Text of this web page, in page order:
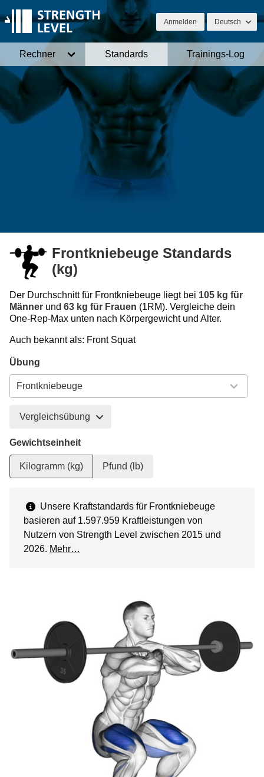
Anmelden Deutsch
Rechner Standards Trainings-Log
Frontkniebeuge Standards
(kg)
Der Durchschnitt für Frontkniebeuge liegt bei 105 kg für
Männer und 63 kg für Frauen (1RM). Vergleiche dein
One-Rep-Max unten nach Körpergewicht und Alter.
Auch bekannt als: Front Squat
Übung
Vergleichsübung
Gewichtseinheit
Kilogramm (kg) Pfund (lb)
Unsere Kraftstandards für Frontkniebeuge
basieren auf 1.597.959 Kraftleistungen von
Nutzern von Strength Level zwischen 2015 und
2026. Mehr…